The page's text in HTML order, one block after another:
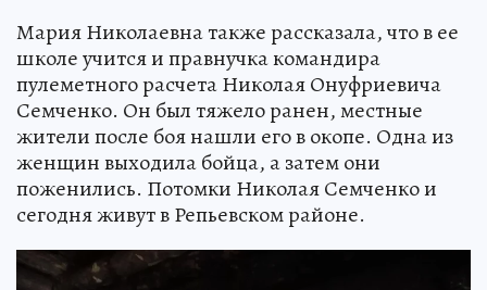
Мария Николаевна также рассказала, что в ее
школе учится и правнучка командира
пулеметного расчета Николая Онуфриевича
Семченко. Он был тяжело ранен, местные
жители после боя нашли его в окопе. Одна из
женщин выходила бойца, а затем они
поженились. Потомки Николая Семченко и
сегодня живут в Репьевском районе.